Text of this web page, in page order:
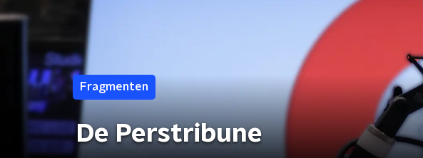
Fragmenten
De Perstribune